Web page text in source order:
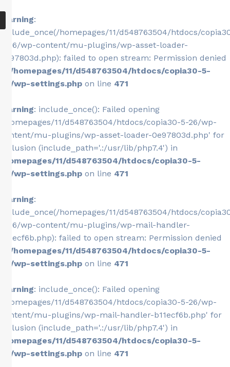
Warning:
include_once(/homepages/11/d548763504/htdocs/
5-26/wp-content/mu-plugins/wp-asset-loader-
0e97803d.php): failed to open stream: Permission denied
/homepages/11/d548763504/htdocs/copia30-5-
26/wp-settings.php on line 471
Warning: include_once(): Failed opening
'/homepages/11/d548763504/htdocs/copia30-5-26/wp-
content/mu-plugins/wp-asset-loader-0e97803d.php' for
inclusion (include_path='.:/usr/lib/php7.4') in
/homepages/11/d548763504/htdocs/copia30-5-
26/wp-settings.php on line 471
Warning:
include_once(/homepages/11/d548763504/htdocs/
5-26/wp-content/mu-plugins/wp-mail-handler-
b11ecf6b.php): failed to open stream: Permission denied
/homepages/11/d548763504/htdocs/copia30-5-
26/wp-settings.php on line 471
Warning: include_once(): Failed opening
'/homepages/11/d548763504/htdocs/copia30-5-26/wp-
content/mu-plugins/wp-mail-handler-b11ecf6b.php' for
inclusion (include_path='.:/usr/lib/php7.4') in
/homepages/11/d548763504/htdocs/copia30-5-
26/wp-settings.php on line 471